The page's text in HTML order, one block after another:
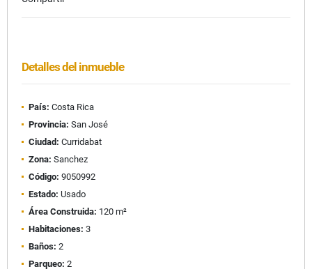
Detalles del inmueble
País: Costa Rica
Provincia: San José
Ciudad: Curridabat
Zona: Sanchez
Código: 9050992
Estado: Usado
Área Construida: 120 m²
Habitaciones: 3
Baños: 2
Parqueo: 2